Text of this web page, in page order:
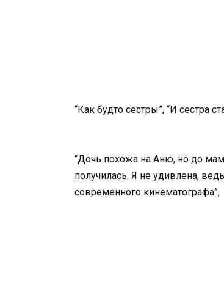
“Как будто сестры”, “И сестра
“Дочь похожа на Аню, но до
получилась. Я не удивлена,
современного кинематографа”,